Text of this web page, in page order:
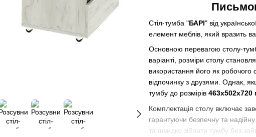
Стіл-тумба "БАРІ" від
елемент меблів, який вразить
Основною перевагою столу-
варіанті, розміри столу
використання його як робочого
відпочинку з друзями. Однак,
тумбу до розмірів 463х502х720
Комплектація столу включає
гарантуючи безпечну та
та швидко зібрати тумбу без